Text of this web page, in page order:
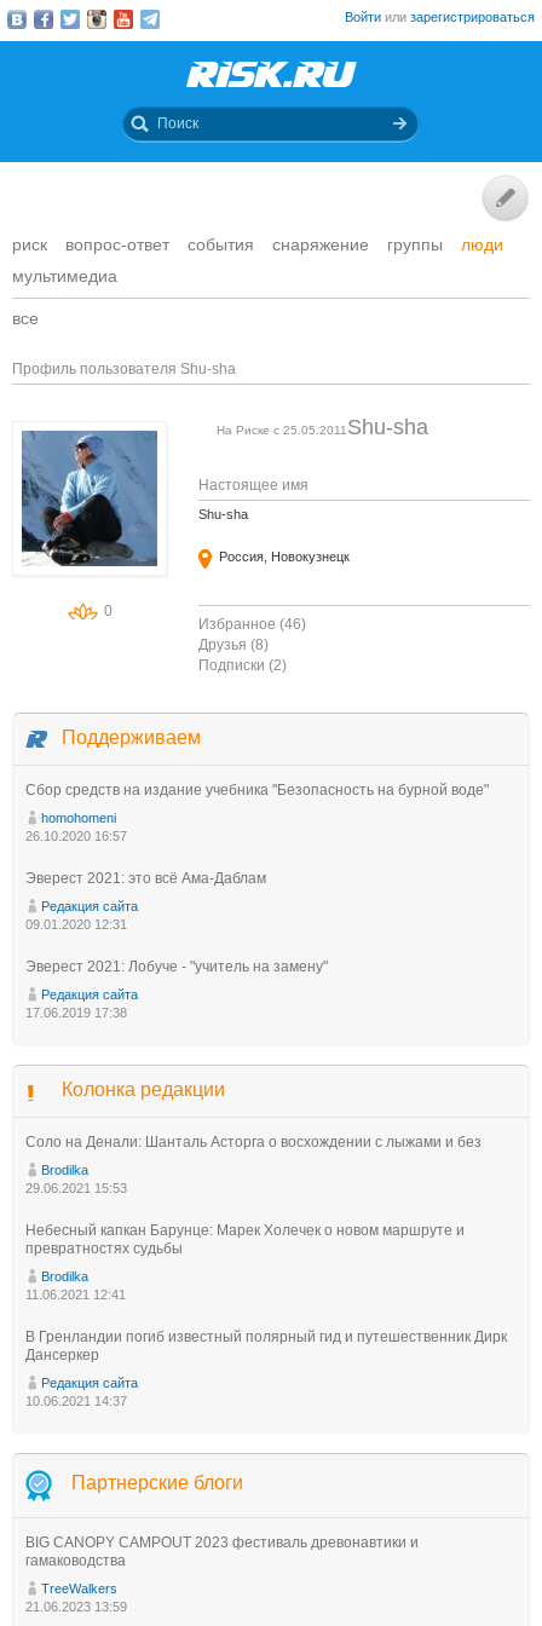
Войти или зарегистрироваться
риск вопрос-ответ события снаряжение группы
люди
мультимедиа
все
Профиль пользователя Shu-sha
0
Shu-sha
На Риске с 25.05.2011
Настоящее имя
Shu-sha
Россия, Новокузнецк
Избранное (46)
Друзья (8)
Подписки (2)
Поддерживаем
Сбор средств на издание учебника "Безопасность на бурной воде"
homohomeni
26.10.2020 16:57
Эверест 2021: это всё Ама-Даблам
Редакция сайта
09.01.2020 12:31
Эверест 2021: Лобуче - "учитель на замену"
Редакция сайта
17.06.2019 17:38
Колонка редакции
Соло на Денали: Шанталь Асторга о восхождении с лыжами и без
Brodilka
29.06.2021 15:53
Небесный капкан Барунце: Марек Холечек о новом маршруте и
превратностях судьбы
Brodilka
11.06.2021 12:41
В Гренландии погиб известный полярный гид и путешественник Дирк
Дансеркер
Редакция сайта
10.06.2021 14:37
Партнерские блоги
BIG CANOPY CAMPOUT 2023 фестиваль древонавтики и
гамаководства
TreeWalkers
21.06.2023 13:59